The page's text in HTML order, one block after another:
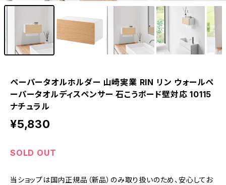
ペーパータオルホルダー 山崎実業 RIN リン ウォールペ
ーパータオルディスペンサー 石こうボード壁対応 10115
ナチュラル
¥5,830
SOLD OUT
当ショップは国内正規品（新品）のみ取り扱いのため、安心してお